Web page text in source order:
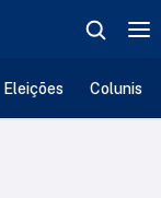
Eleições